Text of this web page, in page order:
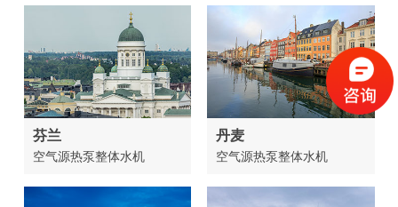
芬兰
空气源热泵整体水机
丹麦
空气源热泵整体水机